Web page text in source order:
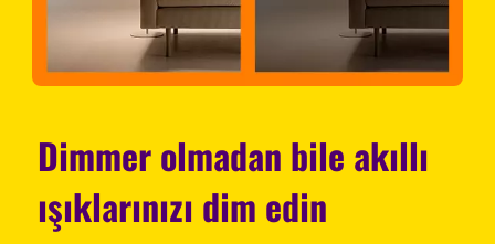
Dimmer olmadan bile akıllı
ışıklarınızı dim edin